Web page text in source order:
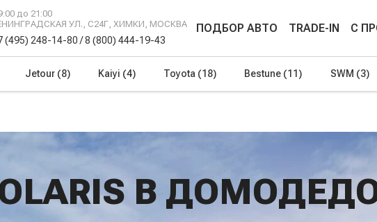
до 21:00
УЛ., С24Г, ХИМКИ, МОСКВА
(495) 248-14-80 /8 (800) 444-19-43
ПОДБОР АВТО TRADE-IN С
Jetour (8) Kaiyi (4) Toyota (18) Bestune (11) SWM (3)
В